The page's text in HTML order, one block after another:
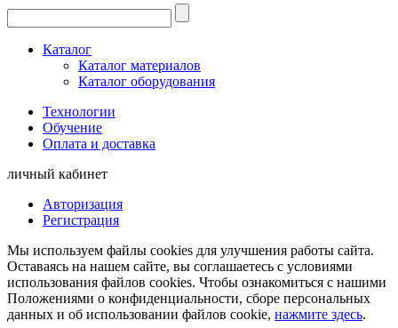
Каталог
Каталог материалов
Каталог оборудования
Технологии
Обучение
Оплата и доставка
личный кабинет
Авторизация
Регистрация
Мы используем файлы cookies для улучшения работы сайта.
Оставаясь на нашем сайте, вы соглашаетесь с условиями
использования файлов cookies. Чтобы ознакомиться с нашими
Положениями о конфиденциальности, сборе персональных
данных и об использовании файлов cookie, нажмите здесь.